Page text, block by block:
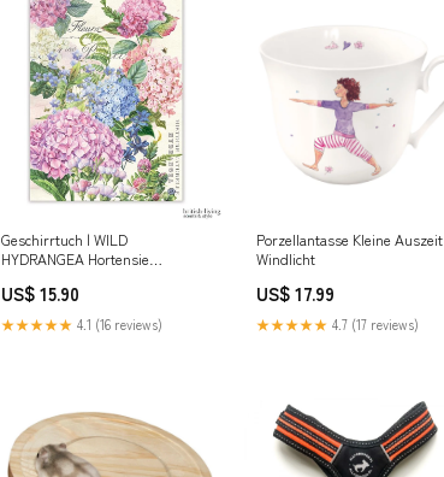
Geschirrtuch | WILD
HYDRANGEA Hortensie
US$ 15.90
★★★★★ 4.1 (16 reviews)
Porzellantasse Kleine Auszeit
Windlicht
US$ 17.99
★★★★★ 4.7 (17 reviews)